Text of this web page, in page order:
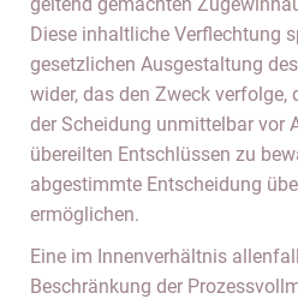
Diese inhaltliche Verflechtung
gesetzlichen Ausgestaltung
wider, das den Zweck verfolge,
der Scheidung unmittelbar vor
übereilten Entschlüssen zu
abgestimmte Entscheidung
ermöglichen.
Eine im Innenverhältnis
Beschränkung der